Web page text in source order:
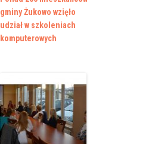
gminy Żukowo wzięło
udział w szkoleniach
komputerowych